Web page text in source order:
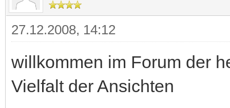
27.12.2008, 14:12
willkommen im Forum der
Vielfalt der Ansichten